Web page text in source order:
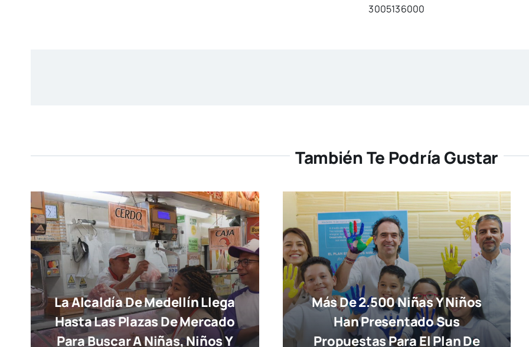
3005136000
También Te Podría Gustar
La Alcaldía De Medellín Llega
Hasta Las Plazas De Mercado
Para Buscar A Niñas, Niños Y
Más De 2.500 Niñas Y Niños
Han Presentado Sus
Propuestas Para El Plan De